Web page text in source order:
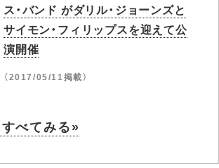
ス・バンド がダリル・ジョーンズと
サイモン・フィリップスを迎えて公
演開催
（2017/05/11掲載）
すべてみる»